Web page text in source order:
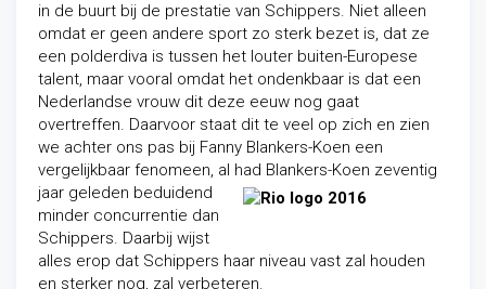
in de buurt bij de prestatie van Schippers. Niet alleen
omdat er geen andere sport zo sterk bezet is, dat ze
een polderdiva is tussen het louter buiten-Europese
talent, maar vooral omdat het ondenkbaar is dat een
Nederlandse vrouw dit deze eeuw nog gaat
overtreffen. Daarvoor staat dit te veel op zich en zien
we achter ons pas bij Fanny Blankers-Koen een
vergelijkbaar fenomeen, al had Blankers-Koen zeventig
jaar geleden beduidend
minder concurrentie dan
Schippers. Daarbij wijst
alles erop dat Schippers haar niveau vast zal houden
en sterker nog, zal verbeteren.